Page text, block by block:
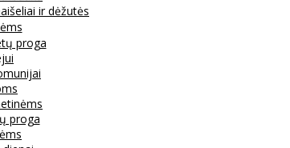
ir dėžutės
proga
proga